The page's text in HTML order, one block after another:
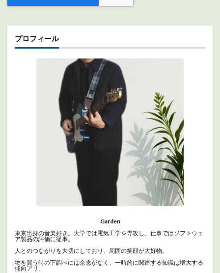
プロフィール
Garden
東京出身の音楽好き。大学では電気工学を専攻し、仕事ではソフトウェ
ア製品の評価に従事。
人とのつながりを大切にしており、周囲の笑顔が大好物。
物を買う時の下調べには余念がなく、一時的に関連する知識は増大する
傾向アリ。